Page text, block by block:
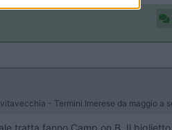
- Termini Imerese da maggio a
tratta fanno Camp.on B. Il